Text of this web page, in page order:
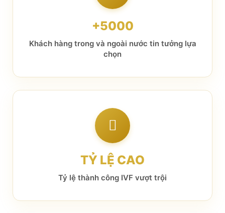
+5000
Khách hàng trong và ngoài nước tin tưởng lựa
chọn
TỶ LỆ CAO
Tỷ lệ thành công IVF vượt trội